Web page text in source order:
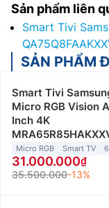
Sản phẩm liên
Smart Tivi
SẢN PHẨM
Smart Tivi
Micro RGB Vision
Inch 4K
Micro RGB Smart TV
31.000.000
35.500.000-13%